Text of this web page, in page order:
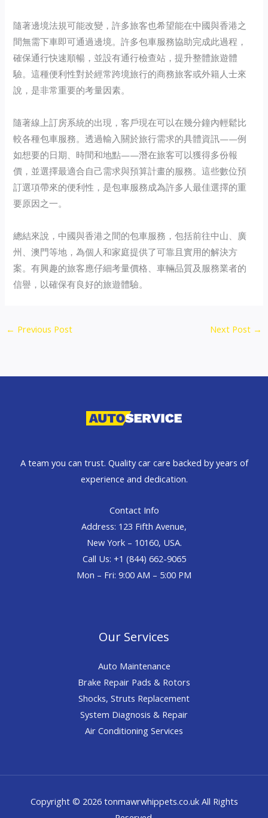
隨著邊境法規可能改變，許多旅客也希望能在中國與香港之
間無需下車即可通過邊境。許多包車服務協助完成此過程，
確保通行快速順暢，並設有通行檢查站，提升整體旅遊體
驗。這種便利性對於經常跨境旅行的商務旅客或外籍人士來
說，是非常重要的考量因素。
隨著線上訂房系統的出現，客戶現在可以在幾分鐘內輕鬆比
較各種包車服務。透過輸入關於旅行需求的具體資訊——例
如想要的日期、時間和地點——潛在旅客可以獲得多份報
價，並選擇最適合自己需求與預算計畫的服務。這些數位預
訂選項帶來的便利性，是包車服務成為許多人最佳選擇的重
要原因之一。
總結來說，中國與香港之間的包車服務，包括前往中山、廣
州、澳門等地，為個人和家庭提供了可靠且實用的解決方
案。有興趣的旅客應仔細考量價格、車輛品質及服務業者的
信譽，以確保有良好的旅遊體驗。
← Previous Post Next Post →
A team you can trust. Quality car care backed by years of
experience and dedication.
Contact Info
Address: 123 Fifth Avenue,
New York – 10160, USA.
Call Us: +1 (844) 662-9065
Mon – Fri: 9:00 AM – 5:00 PM
Our Services
Auto Maintenance
Brake Repair Pads & Rotors
Shocks, Struts Replacement
System Diagnosis & Repair​​
Air Conditioning Services
Copyright © 2026 tonmawrwhippets.co.uk All Rights